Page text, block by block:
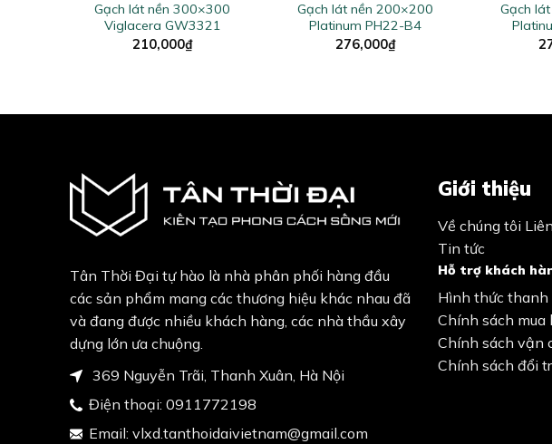
Gạch lát nền 300×300
Viglacera GW3321
210,000₫
Gạch lát nền 200×200
Platinum PH22-B4
276,000₫
Gạch
Tân Thời Đại tự hào là nhà phân phối hàng đầu
các sản phẩm mang các thương hiệu khác nhau đã
và đang được nhiều khách hàng, các nhà thầu xây
dựng lớn ưa chuộng.
369 Nguyễn Trãi, Thanh Xuân, Hà Nội
Điện thoại: 0911772198
Email: vlxd.tanthoidaivietnam@gmail.com
Giới thiệu
Về chúng tôi
Tin tức
Hỗ trợ khách
Hình thức thanh
Chính sách mua
Chính sách vận
Chính sách đổi